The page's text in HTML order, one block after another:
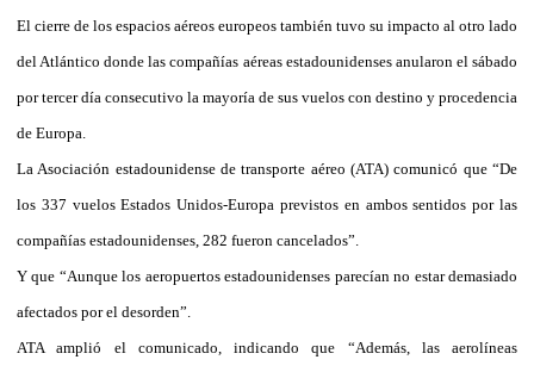
El cierre de los espacios aéreos europeos también tuvo su impacto al otro lado
del Atlántico donde las compañías aéreas estadounidenses anularon el sábado
por tercer día consecutivo la mayoría de sus vuelos con destino y procedencia
de Europa.
La Asociación estadounidense de transporte aéreo (ATA) comunicó que “De
los 337 vuelos Estados Unidos-Europa previstos en ambos sentidos por las
compañías estadounidenses, 282 fueron cancelados”.
Y que “Aunque los aeropuertos estadounidenses parecían no estar demasiado
afectados por el desorden”.
ATA amplió el comunicado, indicando que “Además, las aerolíneas